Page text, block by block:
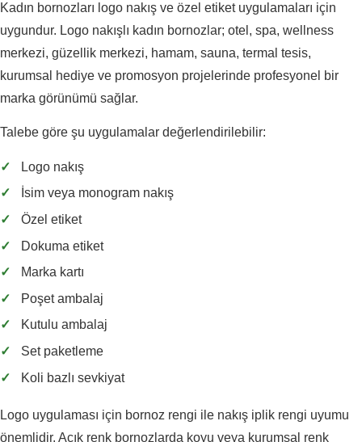
Kadın bornozları logo nakış ve özel etiket uygulamaları için
uygundur. Logo nakışlı kadın bornozlar; otel, spa, wellness
merkezi, güzellik merkezi, hamam, sauna, termal tesis,
kurumsal hediye ve promosyon projelerinde profesyonel bir
marka görünümü sağlar.
Talebe göre şu uygulamalar değerlendirilebilir:
✓
Logo nakış
✓
İsim veya monogram nakış
✓
Özel etiket
✓
Dokuma etiket
✓
Marka kartı
✓
Poşet ambalaj
✓
Kutulu ambalaj
✓
Set paketleme
✓
Koli bazlı sevkiyat
Logo uygulaması için bornoz rengi ile nakış iplik rengi uyumu
önemlidir. Açık renk bornozlarda koyu veya kurumsal renk